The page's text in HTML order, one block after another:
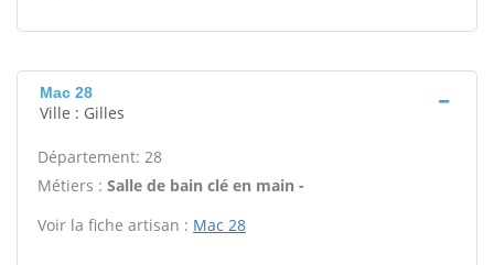
Mac 28
Ville : Gilles
Département: 28
Métiers : Salle de bain clé en main -
Voir la fiche artisan : Mac 28